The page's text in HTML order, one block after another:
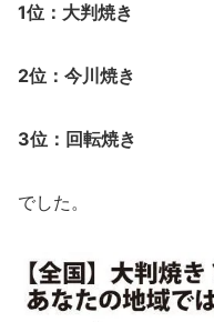
1位：大判焼き
2位：今川焼き
3位：回転焼き
でした。